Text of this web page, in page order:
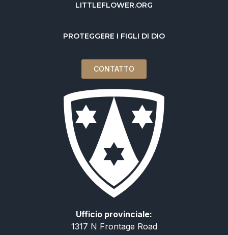
LITTLEFLOWER.ORG
PROTEGGERE I FIGLI DI DIO
CONTATTO
Ufficio provinciale:
1317 N Frontage Road